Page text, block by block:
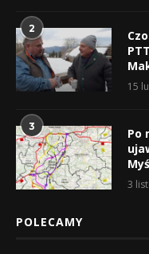
2
15
3
Po
3
POLECAMY